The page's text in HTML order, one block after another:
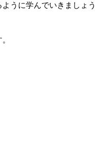
うに学んでいきましょ